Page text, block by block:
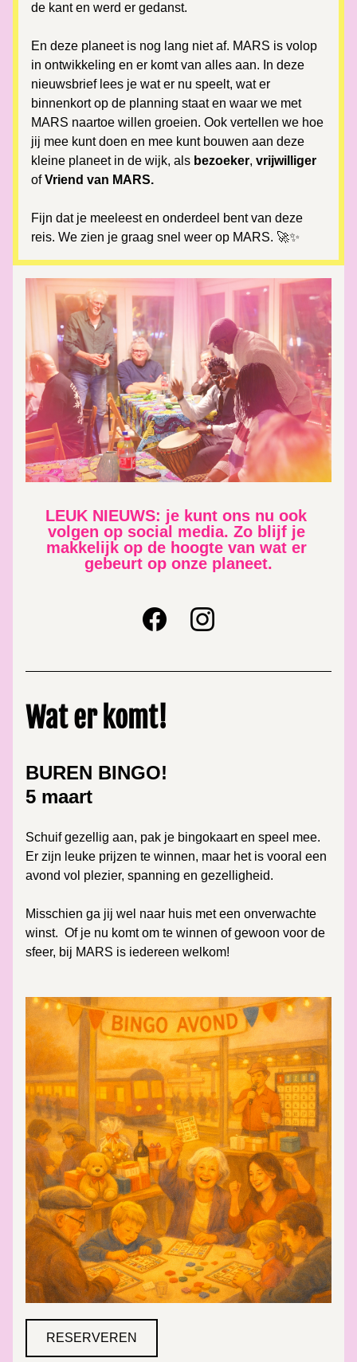
de kant en werd er gedanst.
En deze planeet is nog lang niet af. MARS is volop
in ontwikkeling en er komt van alles aan. In deze
nieuwsbrief lees je wat er nu speelt, wat er
binnenkort op de planning staat en waar we met
MARS naartoe willen groeien. Ook vertellen we hoe
jij mee kunt doen en mee kunt bouwen aan deze
kleine planeet in de wijk, als bezoeker, vrijwilliger
of Vriend van MARS.
Fijn dat je meeleest en onderdeel bent van deze
reis. We zien je graag snel weer op MARS. 🚀✨
LEUK NIEUWS: je kunt ons nu ook
volgen op social media. Zo blijf je
makkelijk op de hoogte van wat er
gebeurt op onze planeet.
Wat er komt!
BUREN BINGO!
5 maart
Schuif gezellig aan, pak je bingokaart en speel mee.
Er zijn leuke prijzen te winnen, maar het is vooral een
avond vol plezier, spanning en gezelligheid.
Misschien ga jij wel naar huis met een onverwachte
winst.  Of je nu komt om te winnen of gewoon voor de
sfeer, bij MARS is iedereen welkom!
RESERVEREN